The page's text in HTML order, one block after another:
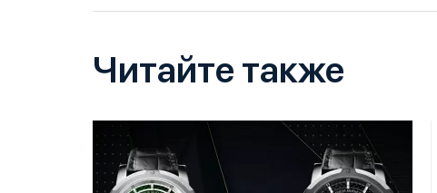
Читайте также